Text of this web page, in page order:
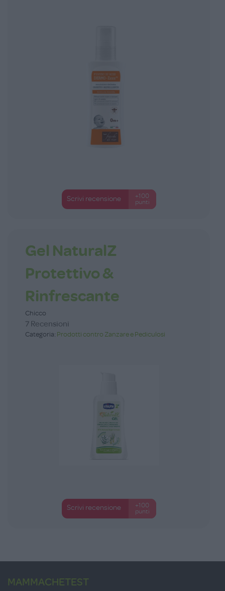
Scrivi recensione
+100
punti
Gel NaturalZ
Protettivo &
Rinfrescante
Chicco
7 Recensioni
Categoria: Prodotti contro Zanzare e Pediculosi
Scrivi recensione
+100
punti
MAMMACHETEST